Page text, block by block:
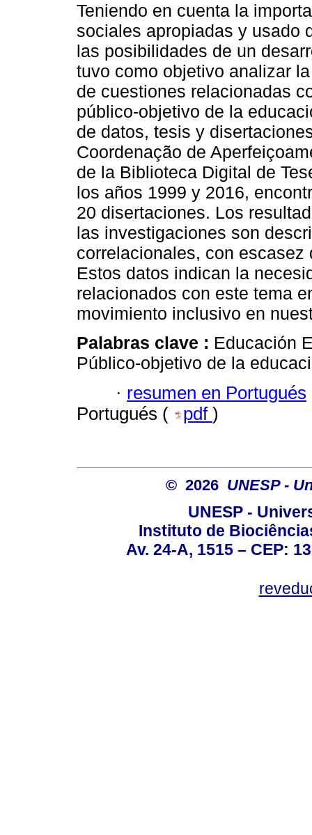
Teniendo en cuenta la
sociales apropiadas y usado
las posibilidades de un
tuvo como objetivo analizar
de cuestiones relacionadas
público-objetivo de la
de datos, tesis y
Coordenação de
de la Biblioteca Digital de
los años 1999 y 2016,
20 disertaciones. Los
las investigaciones son
correlacionales, con
Estos datos indican la
relacionados con este tema
movimiento inclusivo en
Palabras clave : Educación
Público-objetivo de la
· resumen en Portugués
Portugués (
pdf )
© 2026 UNESP -
UNESP -
Instituto de
Av. 24-A, 1515 – CEP: